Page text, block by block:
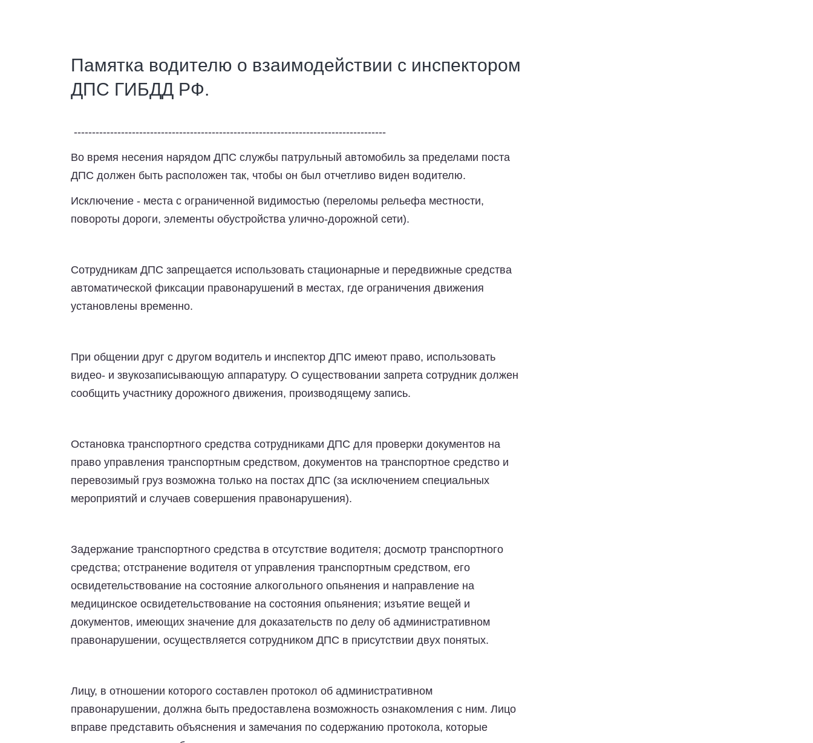
Памятка водителю о взаимодействии с инспектором
ДПС ГИБДД РФ.
--------------------------------------------------------------------------------------
Во время несения нарядом ДПС службы патрульный автомобиль за пределами поста
ДПС должен быть расположен так, чтобы он был отчетливо виден водителю.
Исключение - места с ограниченной видимостью (переломы рельефа местности,
повороты дороги, элементы обустройства улично-дорожной сети).
Сотрудникам ДПС запрещается использовать стационарные и передвижные средства
автоматической фиксации правонарушений в местах, где ограничения движения
установлены временно.
При общении друг с другом водитель и инспектор ДПС имеют право, использовать
видео- и звукозаписывающую аппаратуру. О существовании запрета сотрудник должен
сообщить участнику дорожного движения, производящему запись.
Остановка транспортного средства сотрудниками ДПС для проверки документов на
право управления транспортным средством, документов на транспортное средство и
перевозимый груз возможна только на постах ДПС (за исключением специальных
мероприятий и случаев совершения правонарушения).
Задержание транспортного средства в отсутствие водителя; досмотр транспортного
средства; отстранение водителя от управления транспортным средством, его
освидетельствование на состояние алкогольного опьянения и направление на
медицинское освидетельствование на состояния опьянения; изъятие вещей и
документов, имеющих значение для доказательств по делу об административном
правонарушении, осуществляется сотрудником ДПС в присутствии двух понятых.
Лицу, в отношении которого составлен протокол об административном
правонарушении, должна быть предоставлена возможность ознакомления с ним. Лицо
вправе представить объяснения и замечания по содержанию протокола, которые